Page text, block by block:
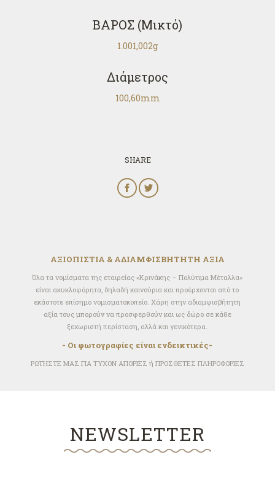
ΒΑΡΟΣ (Μικτό)
1.001,002g
Διάμετρος
100,60mm
SHARE
ΑΞΙΟΠΙΣΤΙΑ & ΑΔΙΑΜΦΙΣΒΗΤΗΤΗ ΑΞΙΑ
Όλα τα νομίσματα της εταιρείας «Κρινάκης – Πολύτιμα Μέταλλα»
είναι ακυκλοφόρητα, δηλαδή καινούρια και προέρχονται από το
εκάστοτε επίσημο νομισματοκοπείο. Xάρη στην αδιαμφισβήτητη
αξία τους μπορούν να προσφερθούν και ως δώρο σε κάθε
ξεχωριστή περίσταση, αλλά και γενικότερα.
- Οι φωτογραφίες είναι ενδεικτικές-
ΡΩΤΗΣΤΕ ΜΑΣ ΓΙΑ ΤΥΧΟΝ ΑΠΟΡΙΕΣ ή ΠΡΟΣΘΕΤΕΣ ΠΛΗΡΟΦΟΡΙΕΣ
NEWSLETTER